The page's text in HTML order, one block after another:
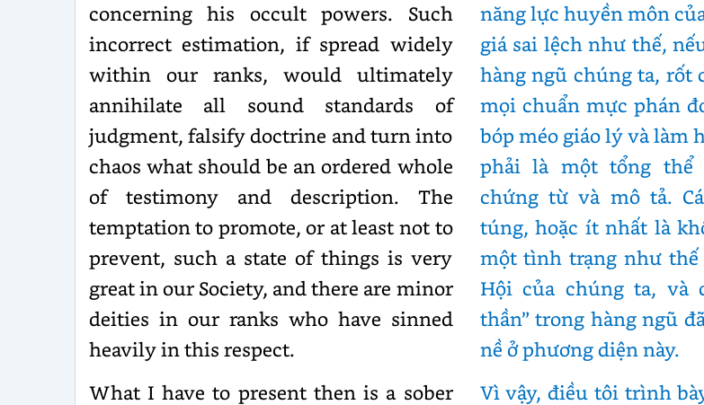
concerning his occult powers. Such
incorrect estimation, if spread widely
within our ranks, would ultimately
annihilate all sound standards of
judgment, falsify doctrine and turn into
chaos what should be an ordered whole
of testimony and description. The
temptation to promote, or at least not to
prevent, such a state of things is very
great in our Society, and there are minor
deities in our ranks who have sinned
heavily in this respect.
năng lực huyền môn
giá sai lệch như thế,
hàng ngũ chúng ta, rốt
mọi chuẩn mực phán
bóp méo giáo lý và làm
phải là một tổng
chứng từ và mô tả.
túng, hoặc ít nhất là
một tình trạng như
Hội của chúng ta, và
thần” trong hàng ngũ
nề ở phương diện này.
What I have to present then is a sober
Vì vậy, điều tôi trình